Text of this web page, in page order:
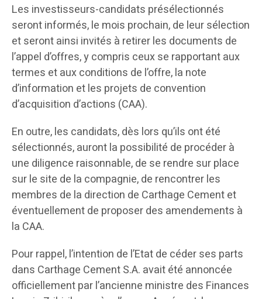
Les investisseurs-candidats présélectionnés
seront informés, le mois prochain, de leur sélection
et seront ainsi invités à retirer les documents de
l’appel d’offres, y compris ceux se rapportant aux
termes et aux conditions de l’offre, la note
d’information et les projets de convention
d’acquisition d’actions (CAA).
En outre, les candidats, dès lors qu’ils ont été
sélectionnés, auront la possibilité de procéder à
une diligence raisonnable, de se rendre sur place
sur le site de la compagnie, de rencontrer les
membres de la direction de Carthage Cement et
éventuellement de proposer des amendements à
la CAA.
Pour rappel, l’intention de l’Etat de céder ses parts
dans Carthage Cement S.A. avait été annoncée
officiellement par l’ancienne ministre des Finances